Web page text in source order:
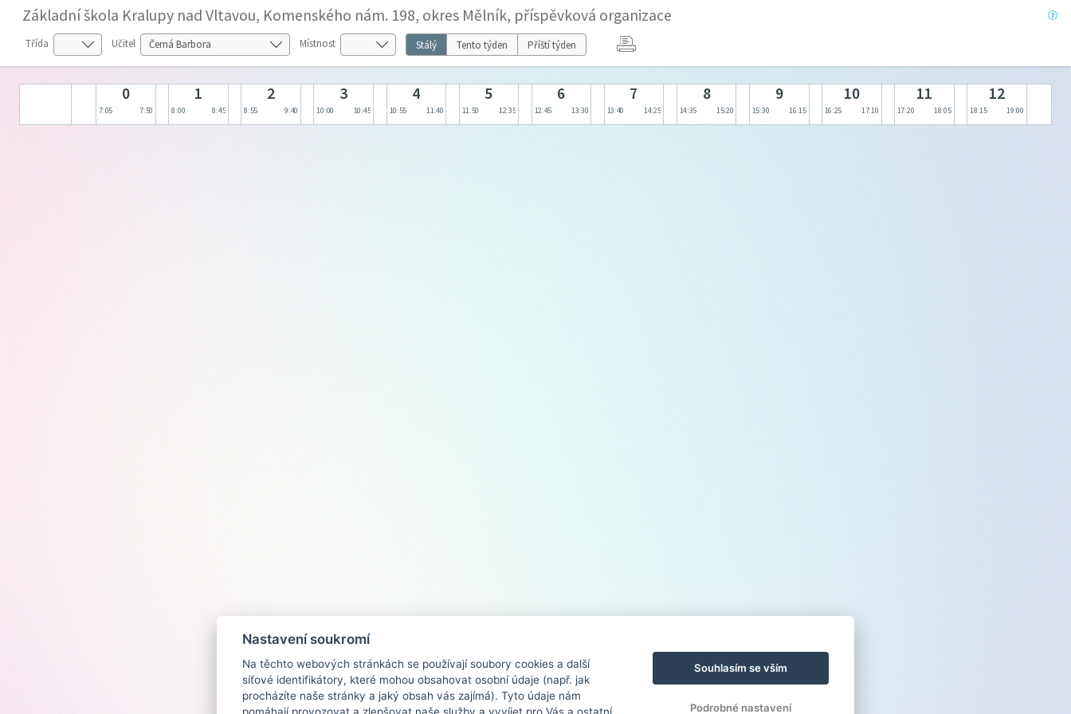
Základní škola Kralupy nad Vltavou, Komenského nám. 198, okres Mělník, příspěvková organizace
Třída Učitel Místnost Stálý Tento týden Příští týden
0
7:05 7:50
1
8:00 8:45
2
8:55 9:40
3
10:00 10:45
4
10:55 11:40
5
11:50 12:35
6
12:45 13:30
7
13:40 14:25
8
14:35 15:20
9
15:30 16:15
10
16:25 17:10
11
17:20 18:05
12
18:15 19:00
Nastavení soukromí
Na těchto webových stránkách se používají soubory cookies a další
síťové identifikátory, které mohou obsahovat osobní údaje (např. jak
procházíte naše stránky a jaký obsah vás zajímá). Tyto údaje nám
Souhlasím se vším
Podrobné nastavení